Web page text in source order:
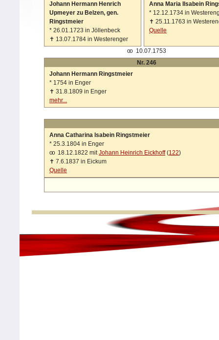
Johann Hermann Henrich
Upmeyer zu Belzen, gen.
Ringstmeier
* 26.01.1723 in Jöllenbeck
✝ 13.07.1784 in Westerenger
Anna Maria Ilsabein
* 12.12.1734 in
✝ 25.11.1763 in
Quelle
oo
10.07.1753
Nr. 246
Johann Hermann Ringstmeier
* 1754 in Enger
✝ 31.8.1809 in Enger
mehr...
Anna Catharina lsabein Ringstmeier
* 25.3.1804 in Enger
oo
18.12.1822 mitJohann Heinrich Eickhoff(122)
✝ 7.6.1837 in Eickum
Quelle